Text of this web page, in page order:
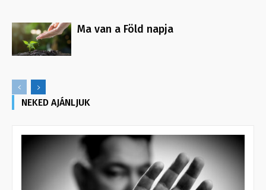
Ma van a Föld napja
NEKED AJÁNLJUK